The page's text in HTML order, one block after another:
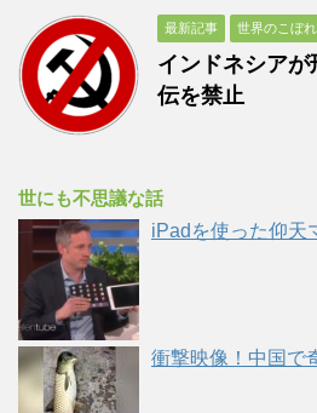
最新記事 世界のこぼ
インドネシア
伝を禁止
世にも不思議な話
iPadを使った仰天
衝撃映像！中国で